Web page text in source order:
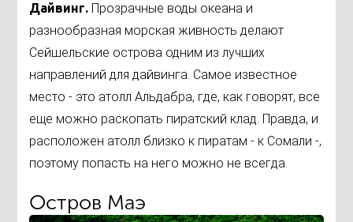
Дайвинг. Прозрачные воды океана и
разнообразная морская живность делают
Сейшельские острова одним из лучших
направлений для дайвинга. Самое известное
место - это атолл Альдабра, где, как говорят, все
еще можно раскопать пиратский клад. Правда, и
расположен атолл близко к пиратам - к Сомали -,
поэтому попасть на него можно не всегда.
Остров Маэ